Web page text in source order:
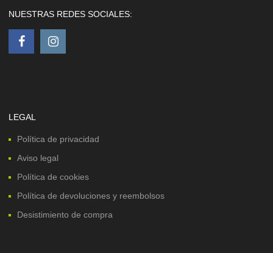
NUESTRAS REDES SOCIALES:
LEGAL
Política de privacidad
Aviso legal
Política de cookies
Política de devoluciones y reembolsos
Desistimiento de compra